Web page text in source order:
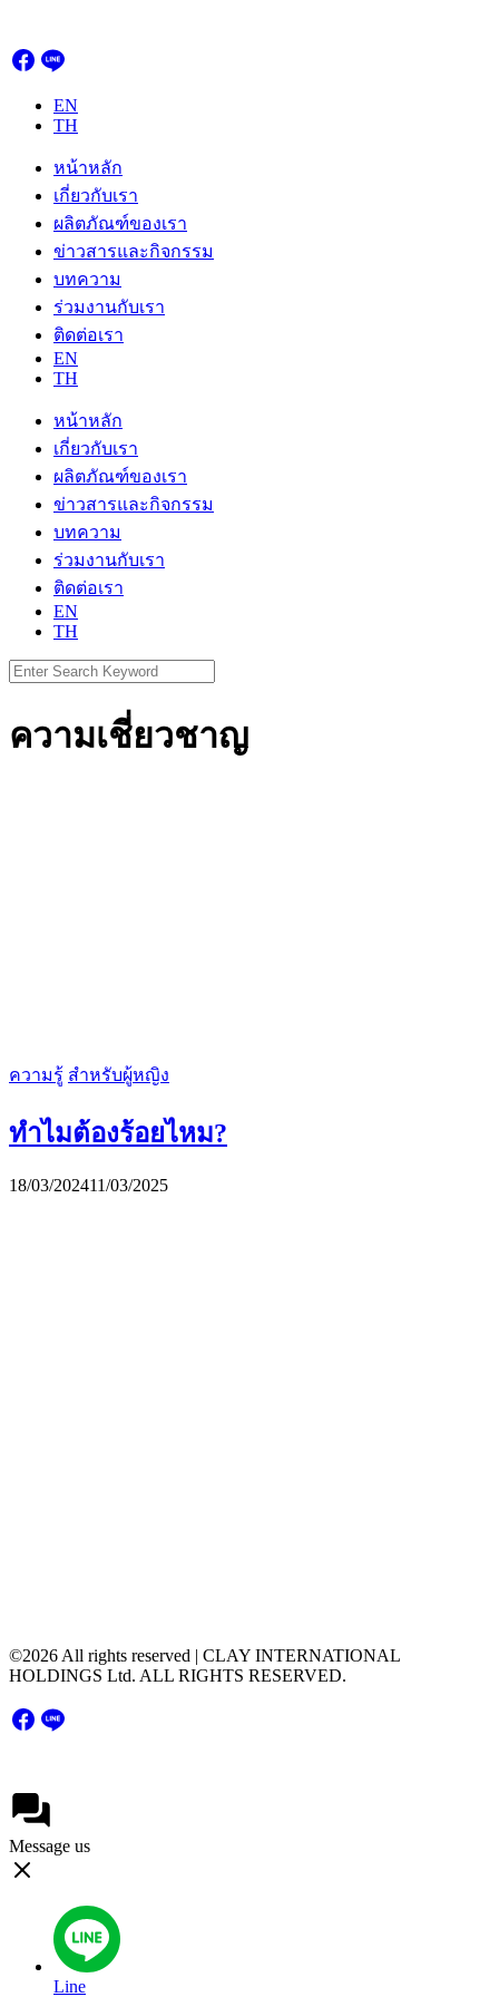
content
EN
TH
หน้าหลัก
เกี่ยวกับเรา
ผลิตภัณฑ์ของเรา
ข่าวสารและกิจกรรม
บทความ
ร่วมงานกับเรา
ติดต่อเรา
EN
TH
หน้าหลัก
เกี่ยวกับเรา
ผลิตภัณฑ์ของเรา
ข่าวสารและกิจกรรม
บทความ
ร่วมงานกับเรา
ติดต่อเรา
EN
TH
Search
for:
ความเชี่ยวชาญ
ความรู้ สำหรับผู้หญิง
ทำไมต้องร้อยไหม?
18/03/202411/03/2025
©2026 All rights reserved | CLAY INTERNATIONAL
HOLDINGS Ltd. ALL RIGHTS RESERVED.
Message us
Line